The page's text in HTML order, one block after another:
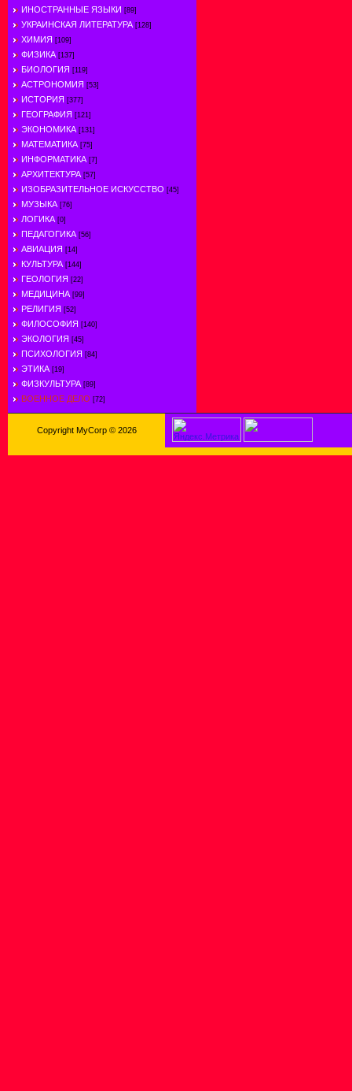
ИНОСТРАННЫЕ ЯЗЫКИ [89]
УКРАИНСКАЯ ЛИТЕРАТУРА [128]
ХИМИЯ [109]
ФИЗИКА [137]
БИОЛОГИЯ [119]
АСТРОНОМИЯ [53]
ИСТОРИЯ [377]
ГЕОГРАФИЯ [121]
ЭКОНОМИКА [131]
МАТЕМАТИКА [75]
ИНФОРМАТИКА [7]
АРХИТЕКТУРА [57]
ИЗОБРАЗИТЕЛЬНОЕ ИСКУССТВО [45]
МУЗЫКА [76]
ЛОГИКА [0]
ПЕДАГОГИКА [56]
АВИАЦИЯ [14]
КУЛЬТУРА [144]
ГЕОЛОГИЯ [22]
МЕДИЦИНА [99]
РЕЛИГИЯ [52]
ФИЛОСОФИЯ [140]
ЭКОЛОГИЯ [45]
ПСИХОЛОГИЯ [84]
ЭТИКА [19]
ФИЗКУЛЬТУРА [89]
ВОЕННОЕ ДЕЛО [72]
Copyright MyCorp © 2026